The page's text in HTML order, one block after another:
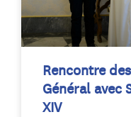
Rencontre
Général avec
XIV